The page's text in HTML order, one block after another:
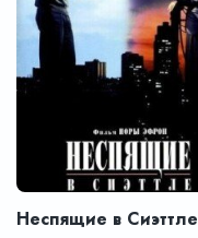
Неспящие в Сиэттле